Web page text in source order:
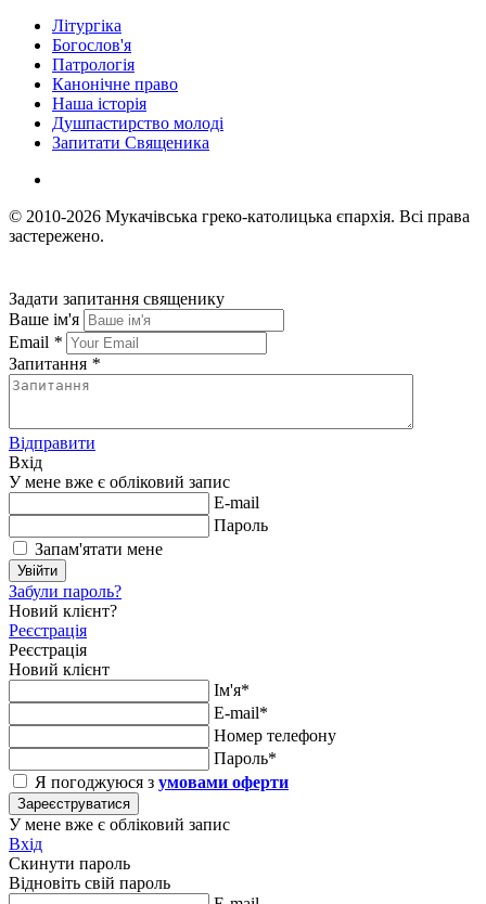
Літургіка
Богослов'я
Патрологія
Канонічне право
Наша історія
Душпастирство молоді
Запитати Священика
© 2010-2026 Мукачівська греко-католицька єпархія. Всі права
застережено.
Задати запитання священику
Ваше ім'я
Email *
Запитання *
Відправити
Вхід
У мене вже є обліковий запис
E-mail
Пароль
Запам'ятати мене
Увійти
Забули пароль?
Новий клієнт?
Реєстрація
Реєстрація
Новий клієнт
Ім'я*
E-mail*
Номер телефону
Пароль*
Я погоджуюся з умовами оферти
Зареєструватися
У мене вже є обліковий запис
Вхід
Скинути пароль
Відновіть свій пароль